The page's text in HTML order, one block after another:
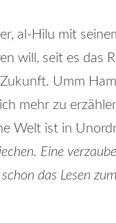
al-Hilu mit
will, seit es das
Umm
mehr zu
Welt ist in
Eine
das Lesen